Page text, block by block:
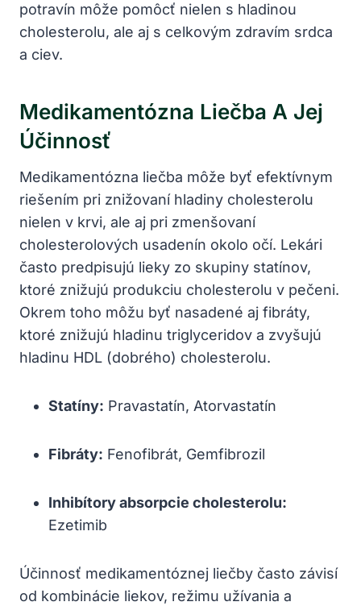
potravín môže pomôcť nielen s hladinou
cholesterolu, ale aj s celkovým zdravím ​srdca ​
a ciev.
Medikamentózna Liečba A Jej
Účinnosť
Medikamentózna liečba môže byť efektívnym
riešením pri znižovaní⁤ hladiny cholesterolu
nielen v krvi, ale ‌aj pri⁤ zmenšovaní
cholesterolových usadenín okolo očí.⁣ Lekári
často predpisujú lieky zo skupiny statínov,
ktoré znižujú produkciu cholesterolu v pečeni.
Okrem toho môžu byť nasadené aj fibráty,
ktoré znižujú hladinu triglyceridov a zvyšujú
hladinu ⁤HDL (dobrého) cholesterolu.
Statíny: Pravastatín, Atorvastatín
Fibráty: Fenofibrát, Gemfibrozil
Inhibítory absorpcie cholesterolu:
Ezetimib
Účinnosť medikamentóznej liečby často závisí
od kombinácie liekov, režimu užívania a